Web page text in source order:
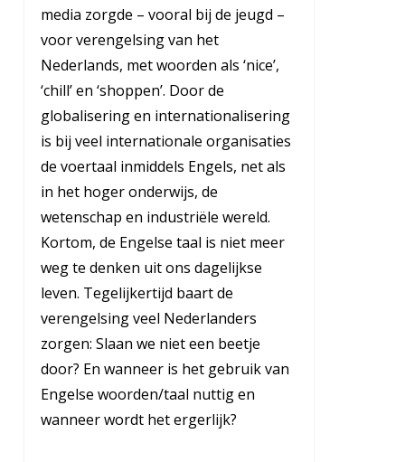
media zorgde – vooral bij de jeugd –
voor verengelsing van het
Nederlands, met woorden als ‘nice’,
‘chill’ en ‘shoppen’. Door de
globalisering en internationalisering
is bij veel internationale organisaties
de voertaal inmiddels Engels, net als
in het hoger onderwijs, de
wetenschap en industriële wereld.
Kortom, de Engelse taal is niet meer
weg te denken uit ons dagelijkse
leven. Tegelijkertijd baart de
verengelsing veel Nederlanders
zorgen: Slaan we niet een beetje
door? En wanneer is het gebruik van
Engelse woorden/taal nuttig en
wanneer wordt het ergerlijk?